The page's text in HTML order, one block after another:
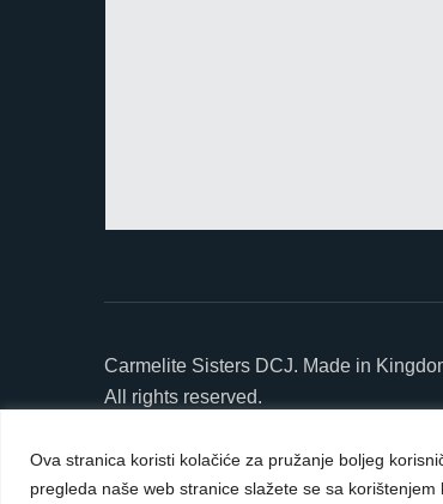
Ova stranica koristi kolačiće za pružanje boljeg
pregleda naše web stranice slažete se sa korištenjem
Carmelite Sisters DCJ. Made in
All rights reserved.
Powered byD24-Solutions.hr